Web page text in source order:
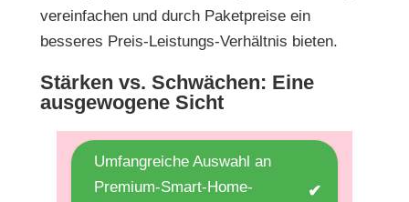
vereinfachen und durch Paketpreise ein
besseres Preis-Leistungs-Verhältnis bieten.
Stärken vs. Schwächen: Eine
ausgewogene Sicht
Umfangreiche Auswahl an
Premium-Smart-Home-
✔